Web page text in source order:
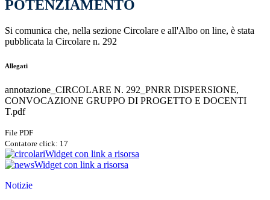
POTENZIAMENTO
Si comunica che, nella sezione Circolare e all'Albo on line, è stata
pubblicata la Circolare n. 292
Allegati
annotazione_CIRCOLARE N. 292_PNRR DISPERSIONE,
CONVOCAZIONE GRUPPO DI PROGETTO E DOCENTI
T.pdf
File PDF
Contatore click: 17
Widget con link a risorsa
Widget con link a risorsa
Notizie